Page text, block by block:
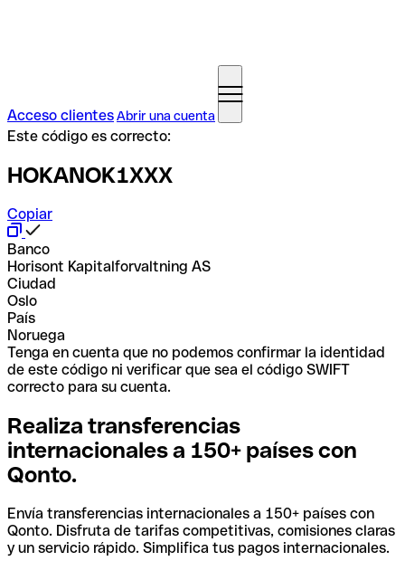
Acceso clientesAbrir una cuenta
Este código es correcto:
HOKANOK1XXX
Copiar
Banco
Horisont Kapitalforvaltning AS
Ciudad
Oslo
País
Noruega
Tenga en cuenta que no podemos confirmar la identidad
de este código ni verificar que sea el código SWIFT
correcto para su cuenta.
Realiza transferencias
internacionales a 150+ países con
Qonto.
Envía transferencias internacionales a 150+ países con
Qonto. Disfruta de tarifas competitivas, comisiones claras
y un servicio rápido. Simplifica tus pagos internacionales.